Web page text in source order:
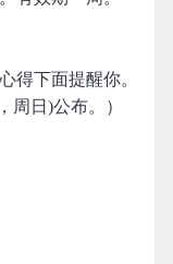
得下面提醒你。
周日)公布。）